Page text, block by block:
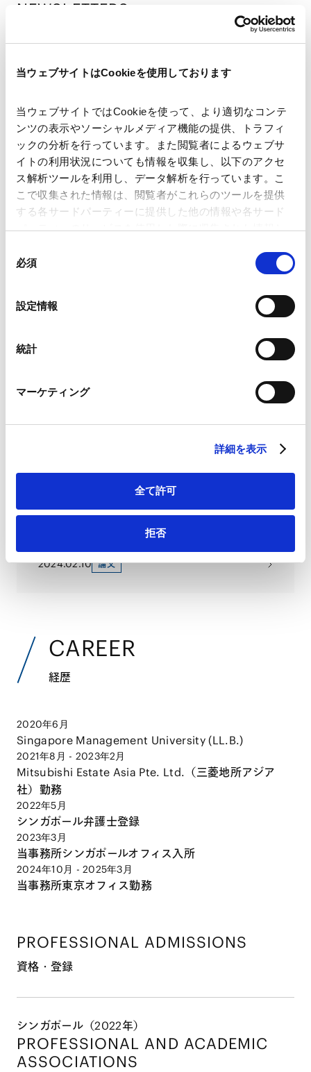
当ウェブサイトはCookieを使用しております
当ウェブサイトではCookieを使って、より適切なコンテ
ンツの表示やソーシャルメディア機能の提供、トラフィ
ックの分析を行っています。また閲覧者によるウェブサ
イトの利用状況についても情報を収集し、以下のアクセ
ス解析ツールを利用し、データ解析を行っています。こ
こで収集された情報は、閲覧者がこれらのツールを提供
する各サードパーティーに提供した他の情報や各サード
パーティーのサービスを使用した際に収集された情報と
ことがあります。
Google Analytics利用規約（
Marketo
外部サイト）
LinkedIn プライバシーポリシー（
HubSpot プライバシーポリシー（外部サイト）
必須
設定情報
統計
マーケティング
詳細を表示
全て許可
拒否
NEWSLETTERS
【アジア・新興国法務】Asia & Emerging
【アジア・新興国法務】Asia & Emerging
Countries Legal Update（2026年1月号）
2026.01.30
Countries Legal Update（2025年4月号）
著書・論文等
踏まえた、外資による投資・買収規制の最新
動向［第9回］シンガポール
2024.11.25 メディア
海外紛争解決トレンド(41) 調停に関するシンガ
2024.02.10 論文
CAREER
経歴
2020年6月
Singapore Management University (LL.B.)
2021年8月 - 2023年2月
Mitsubishi Estate Asia Pte. Ltd.（三菱地所アジア
社）勤務
2022年5月
シンガポール弁護士登録
2023年3月
当事務所シンガポールオフィス入所
2024年10月 - 2025年3月
当事務所東京オフィス勤務
PROFESSIONAL ADMISSIONS
資格・登録
シンガポール（2022年）
PROFESSIONAL AND ACADEMIC
ASSOCIATIONS